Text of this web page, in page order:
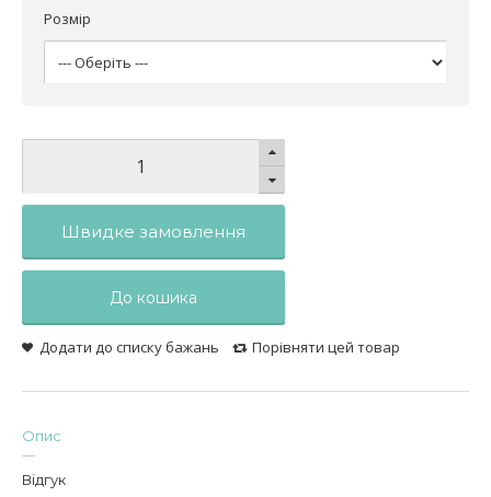
Розмір
Швидке замовлення
До кошика
Додати до списку бажань Порівняти цей товар
Опис
Відгук